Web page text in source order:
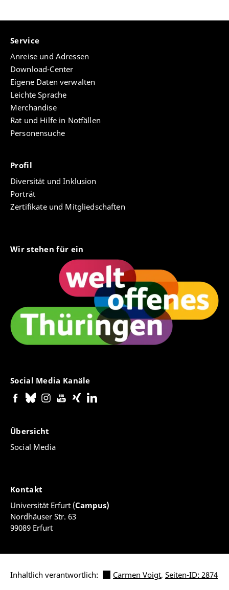
Service
Anreise und Adressen
Download-Center
Eigene Daten verwalten
Leichte Sprache
Merchandise
Rat und Hilfe in Notfällen
Personensuche
Profil
Diversität und Inklusion
Porträt
Zertifikate und Mitgliedschaften
Wir stehen für ein
Social Media Kanäle
Übersicht
Social Media
Kontakt
Universität Erfurt (Campus)
Nordhäuser Str. 63
99089 Erfurt
Inhaltlich verantwortlich: Carmen Voigt, Seiten-ID: 2874